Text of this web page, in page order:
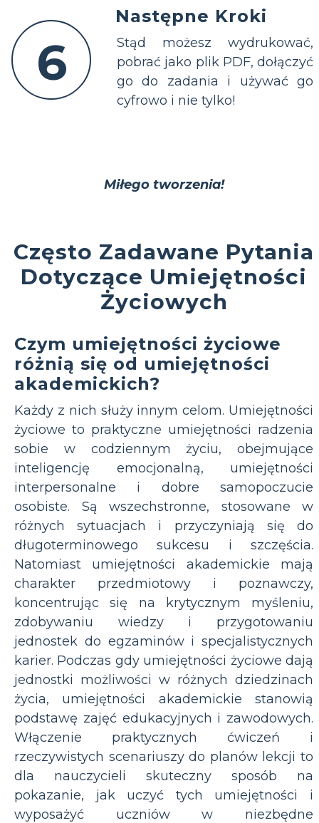
6
Następne Kroki
Stąd możesz wydrukować,
pobrać jako plik PDF, dołączyć
go do zadania i używać go
cyfrowo i nie tylko!
Miłego tworzenia!
Często Zadawane Pytania
Dotyczące Umiejętności
Życiowych
Czym umiejętności życiowe
różnią się od umiejętności
akademickich?
Każdy z nich służy innym celom. Umiejętności
życiowe to praktyczne umiejętności radzenia
sobie w codziennym życiu, obejmujące
inteligencję emocjonalną, umiejętności
interpersonalne i dobre samopoczucie
osobiste. Są wszechstronne, stosowane w
różnych sytuacjach i przyczyniają się do
długoterminowego sukcesu i szczęścia.
Natomiast umiejętności akademickie mają
charakter przedmiotowy i poznawczy,
koncentrując się na krytycznym myśleniu,
zdobywaniu wiedzy i przygotowaniu
jednostek do egzaminów i specjalistycznych
karier. Podczas gdy umiejętności życiowe dają
jednostki możliwości w różnych dziedzinach
życia, umiejętności akademickie stanowią
podstawę zajęć edukacyjnych i zawodowych.
Włączenie praktycznych ćwiczeń i
rzeczywistych scenariuszy do planów lekcji to
dla nauczycieli skuteczny sposób na
pokazanie, jak uczyć tych umiejętności i
wyposażyć uczniów w niezbędne